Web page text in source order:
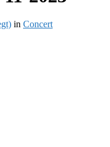
in Concert